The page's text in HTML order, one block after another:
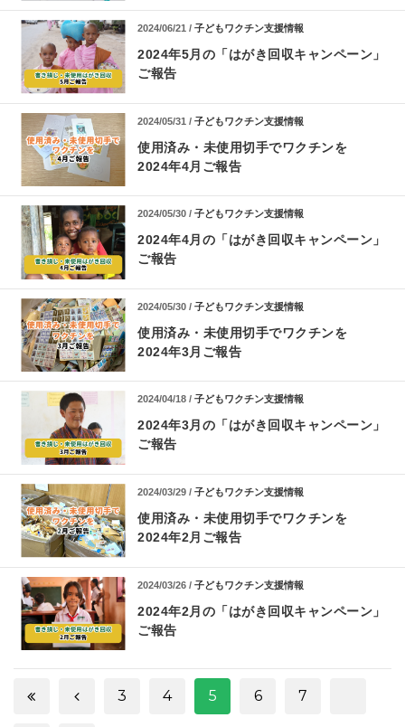
2024/06/21 /子どもワクチン支援情報
2024年5月の「はがき回収キャンペーン」
ご報告
2024/05/31 /子どもワクチン支援情報
使用済み・未使用切手でワクチンを
2024年4月ご報告
2024/05/30 /子どもワクチン支援情報
2024年4月の「はがき回収キャンペーン」
ご報告
2024/05/30 /子どもワクチン支援情報
使用済み・未使用切手でワクチンを
2024年3月ご報告
2024/04/18 /子どもワクチン支援情報
2024年3月の「はがき回収キャンペーン」
ご報告
2024/03/29 /子どもワクチン支援情報
使用済み・未使用切手でワクチンを
2024年2月ご報告
2024/03/26 /子どもワクチン支援情報
2024年2月の「はがき回収キャンペーン」
ご報告
3 4 5 6 7